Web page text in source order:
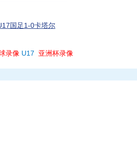
国足1-0卡塔尔
录像 U17 亚洲杯录像